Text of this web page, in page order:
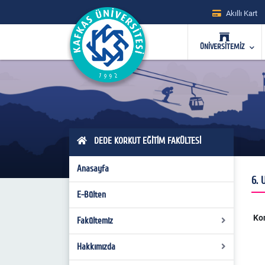
Akıllı Kart
ÜNİVERSİTEMİZ
DEDE KORKUT EĞİTİM FAKÜLTESİ
Anasayfa
E-Bülten
Fakültemiz
Fakülte Kurulu
Hakkımızda
6.